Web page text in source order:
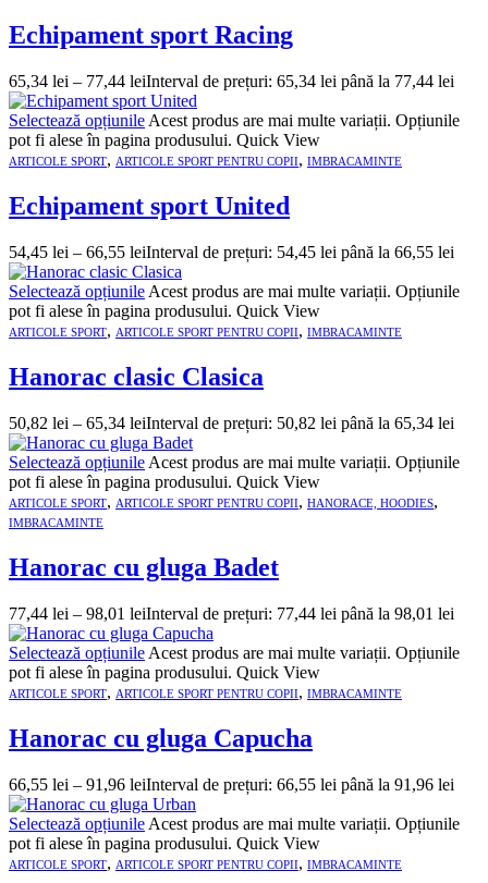
Echipament sport Racing
65,34 lei – 77,44 leiInterval de prețuri: 65,34 lei până la 77,44 lei
Selectează opțiunile Acest produs are mai multe variații. Opțiunile
pot fi alese în pagina produsului. Quick View
ARTICOLE SPORT, ARTICOLE SPORT PENTRU COPII, IMBRACAMINTE
Echipament sport United
54,45 lei – 66,55 leiInterval de prețuri: 54,45 lei până la 66,55 lei
Selectează opțiunile Acest produs are mai multe variații. Opțiunile
pot fi alese în pagina produsului. Quick View
ARTICOLE SPORT, ARTICOLE SPORT PENTRU COPII, IMBRACAMINTE
Hanorac clasic Clasica
50,82 lei – 65,34 leiInterval de prețuri: 50,82 lei până la 65,34 lei
Selectează opțiunile Acest produs are mai multe variații. Opțiunile
pot fi alese în pagina produsului. Quick View
ARTICOLE SPORT, ARTICOLE SPORT PENTRU COPII, HANORACE, HOODIES,
IMBRACAMINTE
Hanorac cu gluga Badet
77,44 lei – 98,01 leiInterval de prețuri: 77,44 lei până la 98,01 lei
Selectează opțiunile Acest produs are mai multe variații. Opțiunile
pot fi alese în pagina produsului. Quick View
ARTICOLE SPORT, ARTICOLE SPORT PENTRU COPII, IMBRACAMINTE
Hanorac cu gluga Capucha
66,55 lei – 91,96 leiInterval de prețuri: 66,55 lei până la 91,96 lei
Selectează opțiunile Acest produs are mai multe variații. Opțiunile
pot fi alese în pagina produsului. Quick View
ARTICOLE SPORT, ARTICOLE SPORT PENTRU COPII, IMBRACAMINTE